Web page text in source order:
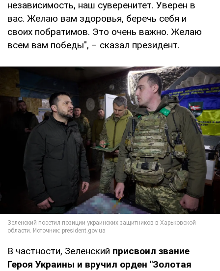
независимость, наш суверенитет. Уверен в
вас. Желаю вам здоровья, беречь себя и
своих побратимов. Это очень важно. Желаю
всем вам победы", – сказал президент.
В частности, Зеленский присвоил звание
Героя Украины и вручил орден "Золотая